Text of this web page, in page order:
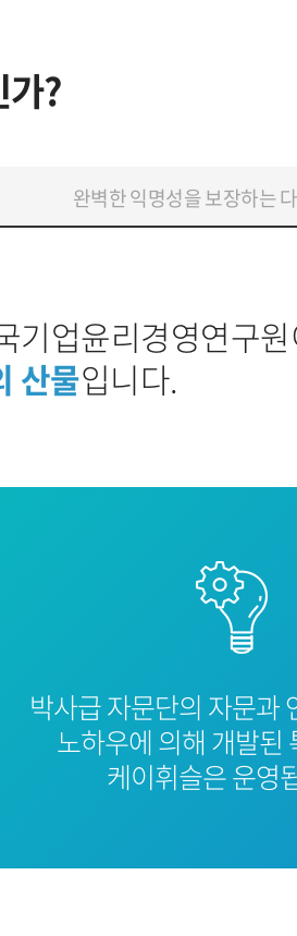
?
완벽한 익명성을 보장하는
기업윤리경영연구원
산물입니다.
박사급 자문단의 자문과
노하우에 의해 개발된
케이휘슬은 운영